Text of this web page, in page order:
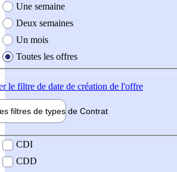
Une semaine
Deux semaines
Un mois
Toutes les offres
le filtre de date de création de l'offre
filtres de types de Contrat
contrat
CDI
CDD